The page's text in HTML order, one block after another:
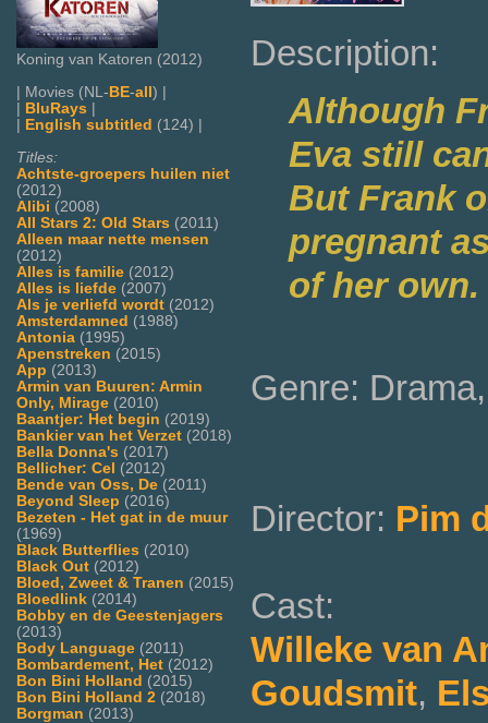
Koning van Katoren (2012)
| Movies (NL-BE-all) |
| BluRays |
| English subtitled (124) |
Titles:
Achtste-groepers huilen niet
(2012)
Alibi (2008)
All Stars 2: Old Stars (2011)
Alleen maar nette mensen
(2012)
Alles is familie (2012)
Alles is liefde (2007)
Als je verliefd wordt (2012)
Amsterdamned (1988)
Antonia (1995)
Apenstreken (2015)
App (2013)
Armin van Buuren: Armin
Only, Mirage (2010)
Baantjer: Het begin (2019)
Bankier van het Verzet (2018)
Bella Donna's (2017)
Bellicher: Cel (2012)
Bende van Oss, De (2011)
Beyond Sleep (2016)
Bezeten - Het gat in de muur
(1969)
Black Butterflies (2010)
Black Out (2012)
Bloed, Zweet & Tranen (2015)
Bloedlink (2014)
Bobby en de Geestenjagers
(2013)
Body Language (2011)
Bombardement, Het (2012)
Bon Bini Holland (2015)
Bon Bini Holland 2 (2018)
Borgman (2013)
Description:
Although
Eva still
But Frank
pregnant
of her own.
Genre:
Director: Pim
Cast:
Willeke van
Goudsmit,